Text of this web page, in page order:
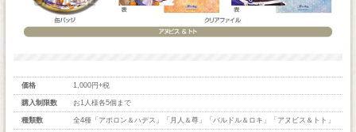
価格 1,000円+税
購入制限数 お1人様各5個まで
種類数 全4種「アポロン＆ハデス」「月人＆尊」「バルドル＆ロキ」「アヌビス＆トト」